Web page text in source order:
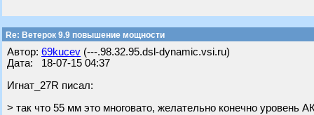
Re: Ветерок 9.9 повышение мощности
Автор: 69kucev (---.98.32.95.dsl-dynamic.vsi.ru)
Дата: 18-07-15 04:37
Игнат_27R писал:
> так что 55 мм это многовато, желательно конечно уровень